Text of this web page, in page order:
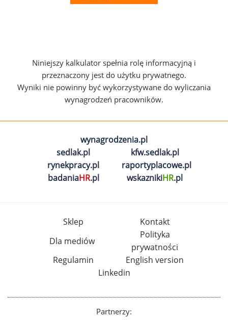
Niniejszy kalkulator spełnia rolę informacyjną i
przeznaczony jest do użytku prywatnego.
Wyniki nie powinny być wykorzystywane do wyliczania
wynagrodzeń pracowników.
wynagrodzenia.pl
sedlak.pl
kfw.sedlak.pl
rynekpracy.pl
raportyplacowe.pl
badaniaHR.pl wskaznikiHR.pl
Sklep
Kontakt
Dla mediów
Polityka
prywatności
Regulamin
English version
Linkedin
Partnerzy: